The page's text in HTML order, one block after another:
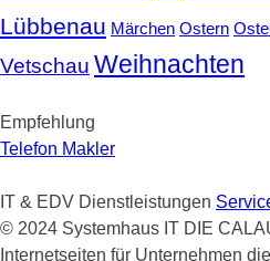
Lübbenau Märchen Ostern
Vetschau Weihnachten
Empfehlung
Telefon Makler
IT & EDV Dienstleistungen
© 2024 Systemhaus IT DIE
Internetseiten für Unternehmen